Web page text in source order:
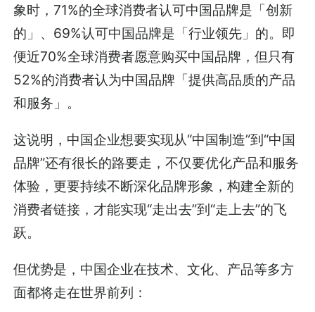
象时，71%的全球消费者认可中国品牌是「创新
的」、69%认可中国品牌是「行业领先」的。即
便近70%全球消费者愿意购买中国品牌，但只有
52%的消费者认为中国品牌「提供高品质的产品
和服务」。
这说明，中国企业想要实现从“中国制造”到“中国
品牌”还有很长的路要走，不仅要优化产品和服务
体验，更要持续不断深化品牌形象，构建全新的
消费者链接，才能实现“走出去”到“走上去”的飞
跃。
但优势是，中国企业在技术、文化、产品等多方
面都将走在世界前列：